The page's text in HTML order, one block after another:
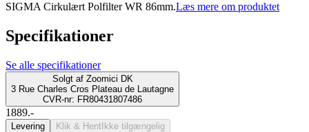
SIGMA Cirkulært Polfilter WR 86mm.Læs mere om produktet
Specifikationer
Se alle specifikationer
Solgt af Zoomici DK
3 Rue Charles Cros Plateau de Lautagne
CVR-nr: FR80431807486
1889.-
Levering Klik & Hent Ikke tilgængelig